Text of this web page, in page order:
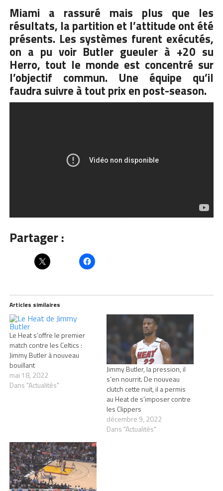
Miami a rassuré mais plus que les
résultats, la partition et l’attitude ont été
présents. Les systèmes furent exécutés,
on a pu voir Butler gueuler à +20 su
Herro, tout le monde est concentré sur
l’objectif commun. Une équipe qu’il
faudra suivre à tout prix en post-season.
Partager :
Articles similaires
Le Heat s’offre le premier
match contre les Celtics :
Jimmy Butler à nouveau
bouillant
mai 18, 2022
Dans "Actualités"
Jimmy Butler, la pression, il
s’en nourrit. De nouveau
clutch cette nuit, il a permis
au Heat de s’imposer contre
les Clippers
décembre 9, 2022
Dans "Actualités"